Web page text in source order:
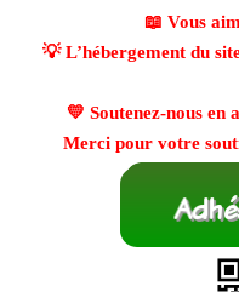
📖 Vous
💡 L’hébergement du
💛 Soutenez-nous en
Merci pour votre